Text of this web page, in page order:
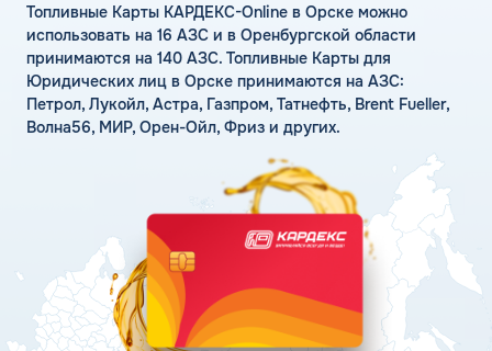
Аdblue
Шиномонтаж
Вопросы и Ответы
АЗС Тебойл
АЗС Газпром
АЗС Сургутнефтегаз
АЗС Нефтьмагистраль
Дизельное топливо
Топливные бренды
Наши города
Цена бензина и ДТ
Электронный Документооборот (ЭДО)
Аналитика и Рекомендации
Умный Личный Кабинет
Уведомления об окончании баланса
КОМПАНИЯ
О компании
Контакты+7 (499) 322-22-95
info@card-oil.ru
Личный кабинет
Карта АЗС
Получить консультацию
Топливные Карты КАРДЕКС-Online в Орске можно
использовать на 16 АЗС и в Оренбургской области
принимаются на 140 АЗС. Топливные Карты для
Юридических лиц в Орске принимаются на АЗС:
Петрол, Лукойл, Астра, Газпром, Татнефть, Brent Fueller,
Волна56, МИР, Орен-Ойл, Фриз и других.